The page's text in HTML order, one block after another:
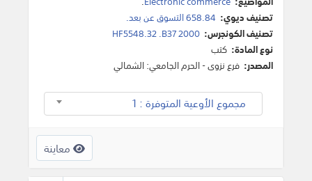
تصنيف ديوي: 658.84 التسوق عن بعد.
تصنيف الكونجرس: HF5548.32 .B37 2000
نوع المادة: كتب
المصدر: فرع نزوى - الحرم الجامعي: الشمالي
مجموع الأوعية المتوفرة : 1
معاينة